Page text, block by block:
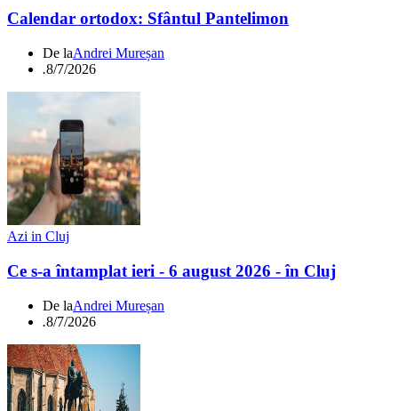
Calendar ortodox: Sfântul Pantelimon
De laAndrei Mureșan
.8/7/2026
Azi in Cluj
Ce s-a întamplat ieri - 6 august 2026 - în Cluj
De laAndrei Mureșan
.8/7/2026